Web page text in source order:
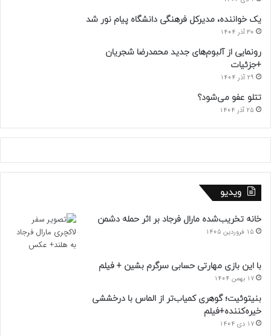
یک خواننده، مدیرکل فرهنگی دانشگاه پیام نور شد
30 آذر 1404
رونمایی از آلبوم‌های جدید محمدرضا شجریان
+جزئیات
29 آذر 1404
تتلو عفو می‌شود؟
25 آذر 1404
ویدیو
خانه تخریب‌شده مارال فرجاد بر اثر حمله دشمن
15 فروردین 1405
با این بازی مهارتی حسابی سرگرم بشین + فیلم
17 بهمن 1404
بنیتوئیت؛ گوهری کمیاب‌تر از الماس با درخششی
خیره‌کننده+فیلم
17 دی 1404